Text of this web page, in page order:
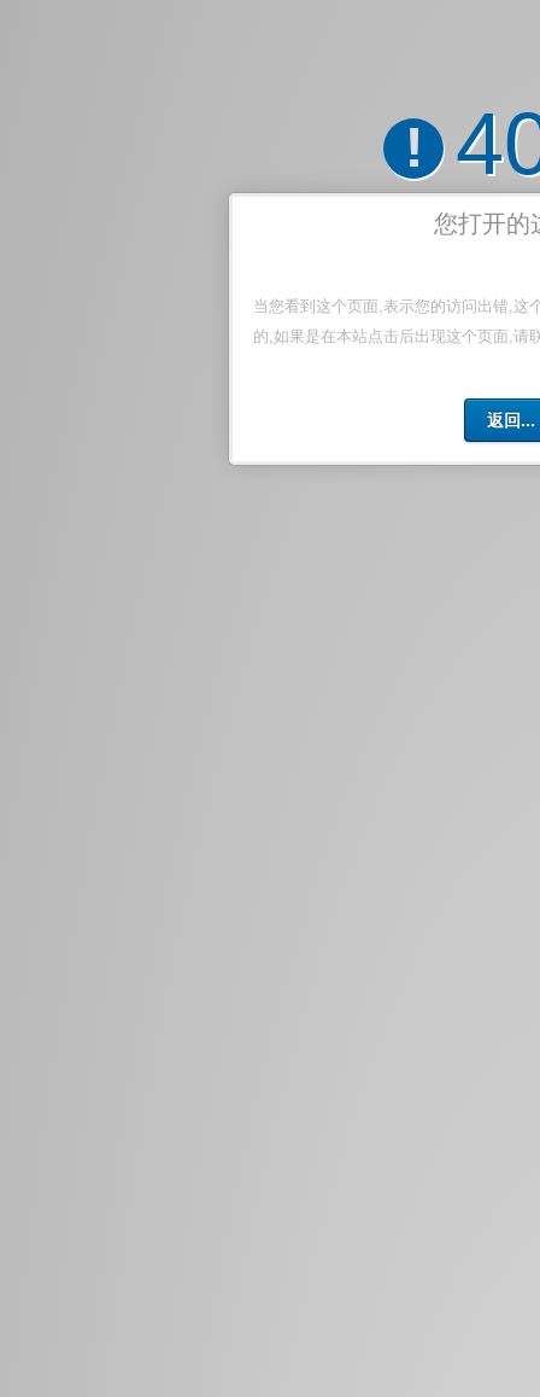
!
您打开的
当您看到这个页面,表示您的访问出错,这
的,如果是在本站点击后出现这个页面,请
返回...